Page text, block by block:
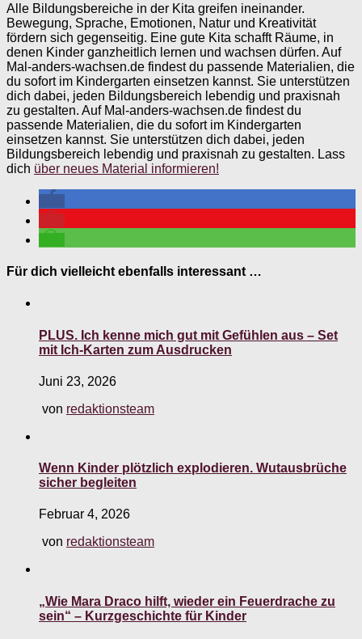
Alle Bildungsbereiche in der Kita greifen ineinander.
Bewegung, Sprache, Emotionen, Natur und Kreativität
fördern sich gegenseitig. Eine gute Kita schafft Räume, in
denen Kinder ganzheitlich lernen und wachsen dürfen. Auf
Mal-anders-wachsen.de findest du passende Materialien, die
du sofort im Kindergarten einsetzen kannst. Sie unterstützen
dich dabei, jeden Bildungsbereich lebendig und praxisnah
zu gestalten. Auf Mal-anders-wachsen.de findest du
passende Materialien, die du sofort im Kindergarten
einsetzen kannst. Sie unterstützen dich dabei, jeden
Bildungsbereich lebendig und praxisnah zu gestalten. Lass
dich über neues Material informieren!
Für dich vielleicht ebenfalls interessant …
PLUS. Ich kenne mich gut mit Gefühlen aus – Set
mit Ich-Karten zum Ausdrucken
Juni 23, 2026
von redaktionsteam
Wenn Kinder plötzlich explodieren. Wutausbrüche
sicher begleiten
Februar 4, 2026
von redaktionsteam
„Wie Mara Draco hilft, wieder ein Feuerdrache zu
sein“ – Kurzgeschichte für Kinder